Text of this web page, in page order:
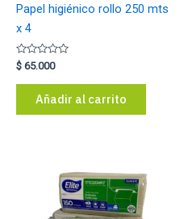
Papel higiénico rollo 250 mts
x 4
Valorado
con
0
$ 65.000
Añadir al carrito